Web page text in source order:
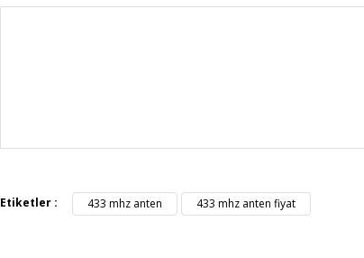
Ürün resmi kalitesiz, bozuk veya görüntülenemiyor.
Etiketler : 433 mhz anten 433 mhz anten fiyat